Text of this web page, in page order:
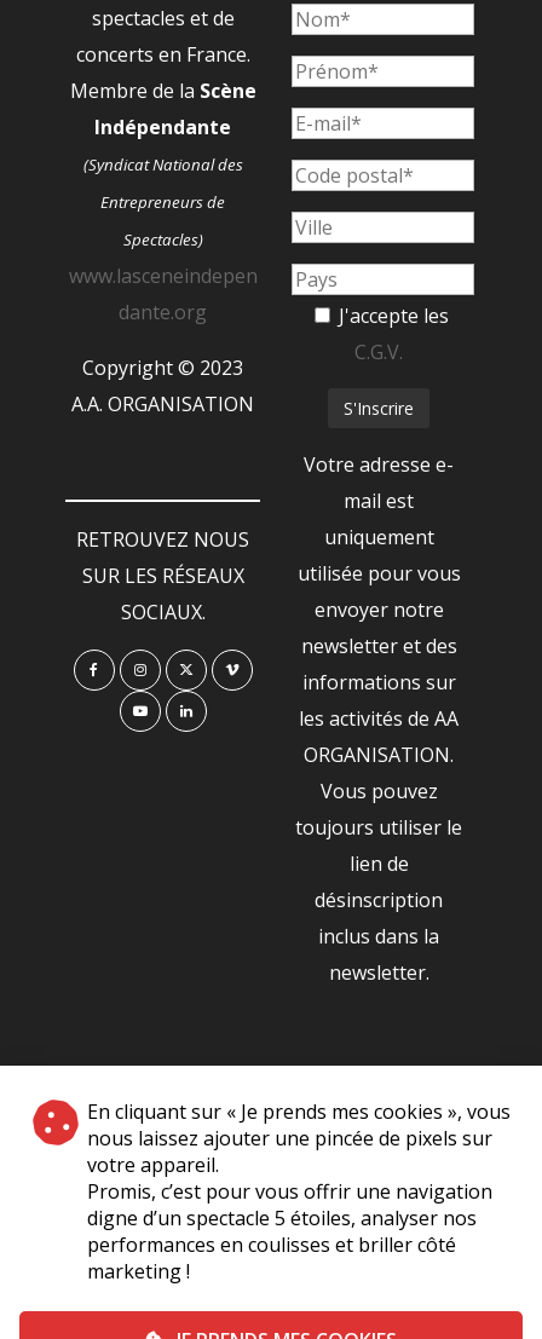
En cliquant sur « Je prends mes cookies », vous
nous laissez ajouter une pincée de pixels sur
votre appareil.
Promis, c’est pour vous offrir une navigation
digne d’un spectacle 5 étoiles, analyser nos
performances en coulisses et briller côté
marketing !
spectacles et de
concerts en France.
Membre de la Scène
Indépendante
(Syndicat National des
Entrepreneurs de
Spectacles)
www.lasceneindepen
dante.org
Copyright © 2023
A.A. ORGANISATION
RETROUVEZ NOUS
SUR LES RÉSEAUX
SOCIAUX.
J'accepte les
C.G.V.
Votre adresse e-
mail est
uniquement
utilisée pour vous
envoyer notre
newsletter et des
informations sur
les activités de AA
ORGANISATION.
Vous pouvez
toujours utiliser le
lien de
désinscription
inclus dans la
newsletter.
NOS PARTENAIRES
|
Plan du site A Propos de Nous